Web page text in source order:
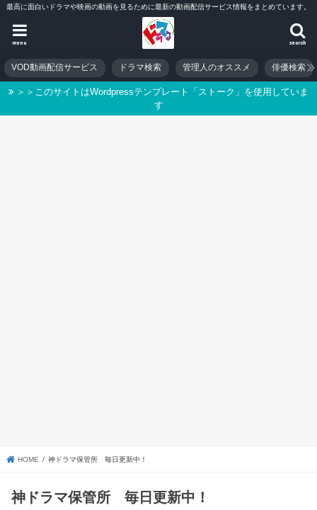
最高に面白いドラマや映画の動画を見るために最新の動画配信サービス情報をまとめています。
search
menu
VOD動画配信サービス ドラマ検索 管理人のオススメ 俳優検索
＞＞このサイトはWordpressテンプレート「ストーク」を使用していま
す
HOME 神ドラマ保管所 毎日更新中！
神ドラマ保管所 毎日更新中！